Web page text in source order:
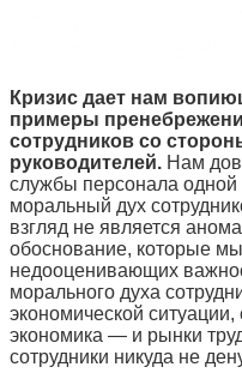
Кризис дает нам
примеры
сотрудников со
руководителей. Нам
службы персонала одной
моральный дух
взгляд не является
обоснование, которые
недооценивающих
морального духа
экономической ситуации,
экономика — и рынки
сотрудники никуда не